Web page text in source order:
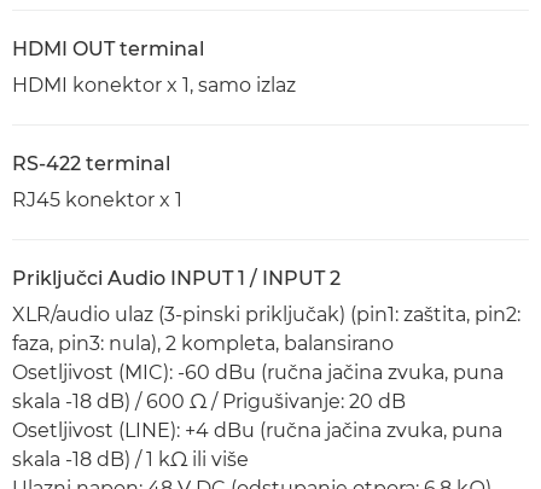
HDMI OUT terminal
HDMI konektor x 1, samo izlaz
RS-422 terminal
RJ45 konektor x 1
Priključci Audio INPUT 1 / INPUT 2
XLR/audio ulaz (3-pinski priključak) (pin1: zaštita, pin2:
faza, pin3: nula), 2 kompleta, balansirano
Osetljivost (MIC): -60 dBu (ručna jačina zvuka, puna
skala -18 dB) / 600 Ω / Prigušivanje: 20 dB
Osetljivost (LINE): +4 dBu (ručna jačina zvuka, puna
skala -18 dB) / 1 kΩ ili više